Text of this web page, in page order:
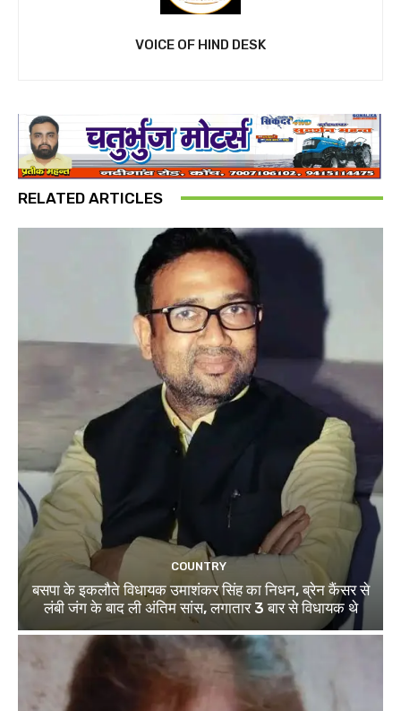
VOICE OF HIND DESK
RELATED ARTICLES
COUNTRY
बसपा के इकलौते विधायक उमाशंकर सिंह का निधन, ब्रेन कैंसर से
लंबी जंग के बाद ली अंतिम सांस, लगातार 3 बार से विधायक थे